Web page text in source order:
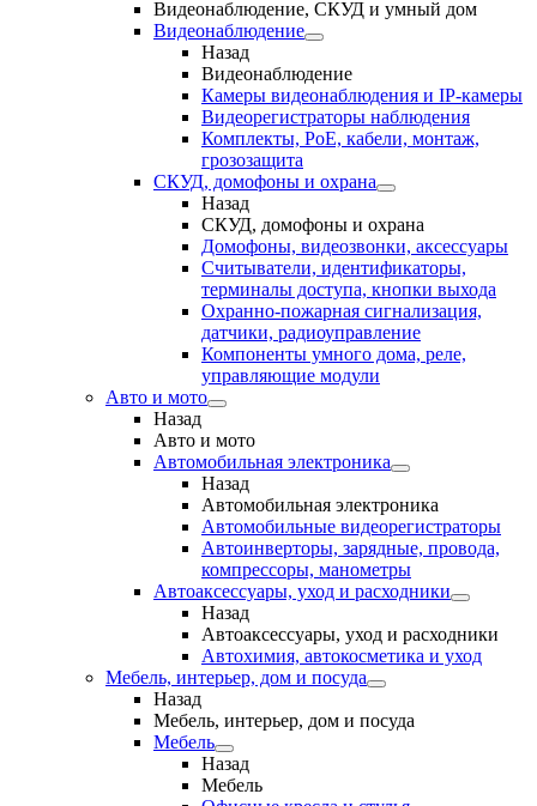
Видеонаблюдение, СКУД и умный дом
Видеонаблюдение
Назад
Видеонаблюдение
Камеры видеонаблюдения и IP-камеры
Видеорегистраторы наблюдения
Комплекты, PoE, кабели, монтаж,
грозозащита
СКУД, домофоны и охрана
Назад
СКУД, домофоны и охрана
Домофоны, видеозвонки, аксессуары
Считыватели, идентификаторы,
терминалы доступа, кнопки выхода
Охранно-пожарная сигнализация,
датчики, радиоуправление
Компоненты умного дома, реле,
управляющие модули
Авто и мото
Назад
Авто и мото
Автомобильная электроника
Назад
Автомобильная электроника
Автомобильные видеорегистраторы
Автоинверторы, зарядные, провода,
компрессоры, манометры
Автоаксессуары, уход и расходники
Назад
Автоаксессуары, уход и расходники
Автохимия, автокосметика и уход
Мебель, интерьер, дом и посуда
Назад
Мебель, интерьер, дом и посуда
Мебель
Назад
Мебель